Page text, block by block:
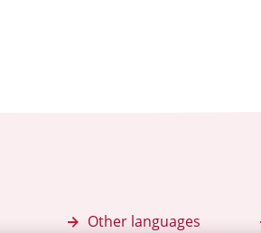
Other languages